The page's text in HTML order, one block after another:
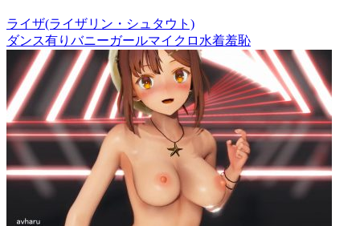
ライザ(ライザリン・シュタウト)
ダンス有り バニーガールマイクロ水着羞恥